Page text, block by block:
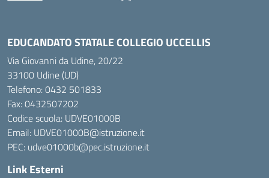
EDUCANDATO STATALE COLLEGIO UCCELLIS
Via Giovanni da Udine, 20/22
33100 Udine (UD)
Telefono:0432 501833
Fax: 0432507202
Codice scuola: UDVE01000B
Email: UDVE01000B@istruzione.it
PEC: udve01000b@pec.istruzione.it
Link Esterni